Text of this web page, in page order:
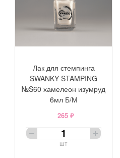
Лак для стемпинга
SWANKY STAMPING
№S60 хамелеон изумруд
6мл Б/М
265 ₽
шт